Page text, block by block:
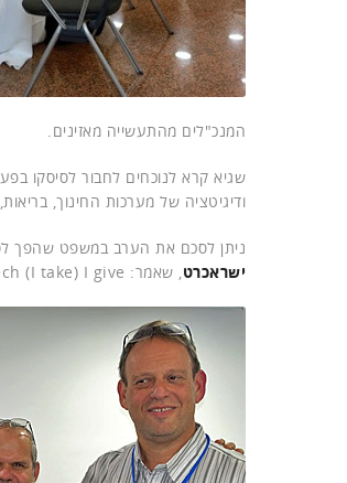
המנכ"לים מהתעשייה מאזינים.
שגיא קרא לנוכחים לחבור לסיסקו
ודיגיטציה של מערכות החינוך,
ניתן לסכם את הערב במשפט שהפך
ישראכרט, שאמר: Before high-tech (I take) I give.